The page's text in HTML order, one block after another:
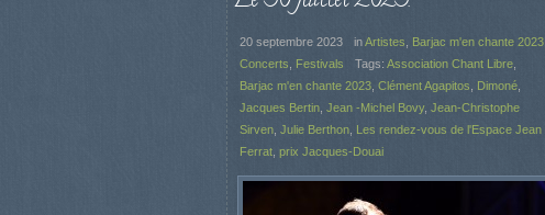
20 septembre 2023 inArtistes Barjac m'en chante 2023
Concerts
Festivals Tags: Association Chant Libre
Barjac m'en chante 2023 Clément Agapitos Dimoné
Jacques Bertin Jean -Michel Bovy, Jean-Christophe
Sirven Julie Berthon Les rendez-vous de l'Espace Jean
Ferrat prix Jacques-Douai